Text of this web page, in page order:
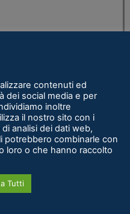
contenuti ed
dei social media e per
inoltre
il nostro sito con i
analisi dei dati web,
potrebbero combinarle con
loro o che hanno raccolto
Tutti